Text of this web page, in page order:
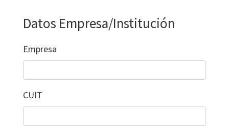
Datos Empresa/Institución
Empresa
CUIT